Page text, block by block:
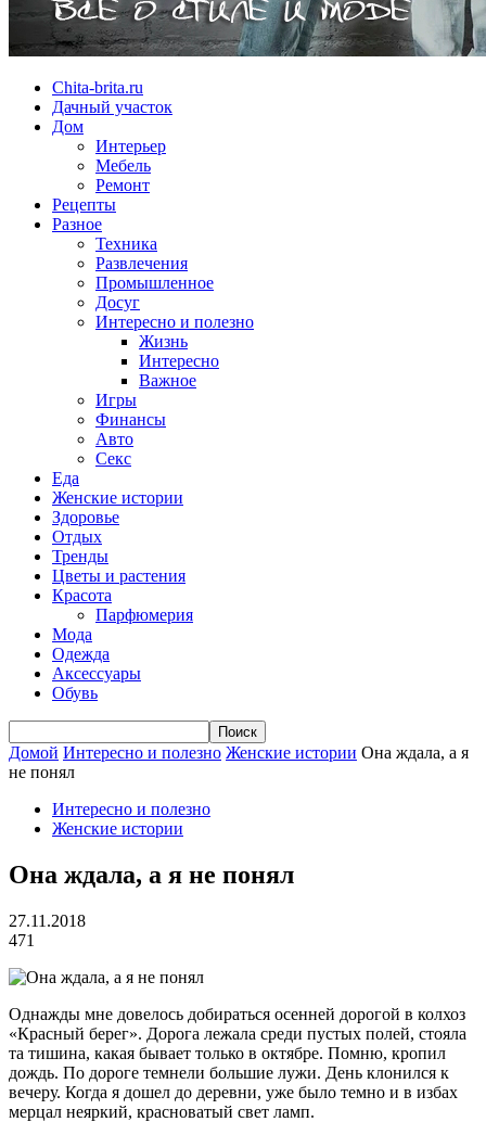
Chita-brita.ru
Дачный участок
Дом
Интерьер
Мебель
Ремонт
Рецепты
Разное
Техника
Развлечения
Промышленное
Досуг
Интересно и полезно
Жизнь
Интересно
Важное
Игры
Финансы
Авто
Секс
Еда
Женские истории
Здоровье
Отдых
Тренды
Цветы и растения
Красота
Парфюмерия
Мода
Одежда
Аксессуары
Обувь
Домой Интересно и полезно Женские истории Она ждала, а я
не понял
Интересно и полезно
Женские истории
Она ждала, а я не понял
27.11.2018
471
Однажды мне довелось добираться осенней дорогой в колхоз
«Красный берег». Дорога лежала среди пустых полей, стояла
та тишина, какая бывает только в октябре. Помню, кропил
дождь. По дороге темнели большие лужи. День клонился к
вечеру. Когда я дошел до деревни, уже было темно и в избах
мерцал неяркий, красноватый свет ламп.